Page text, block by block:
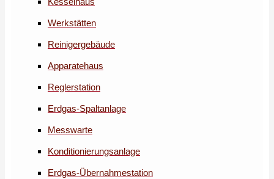
Werkstätten
Reinigergebäude
Apparatehaus
Reglerstation
Erdgas-Spaltanlage
Messwarte
Konditionierungsanlage
Erdgas-Übernahmestation